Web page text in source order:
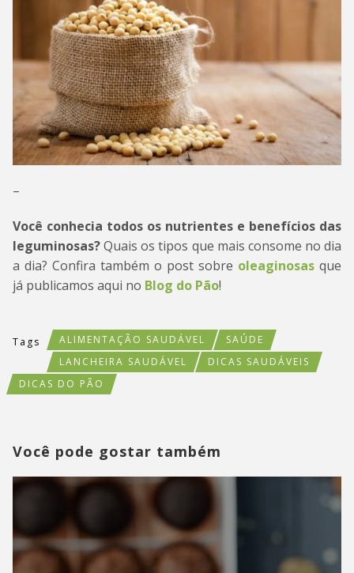
–
Você conhecia todos os nutrientes e benefícios das
leguminosas?Quais os tipos que mais consome no dia
a dia? Confira também o post sobre oleaginosas que
já publicamos aqui no Blog do Pão!
Tags ALIMENTAÇÃO SAUDÁVEL
SAÚDE
LANCHEIRA SAUDÁVEL
DICAS SAUDÁVEIS
DICAS DO PÃO
Você pode gostar também